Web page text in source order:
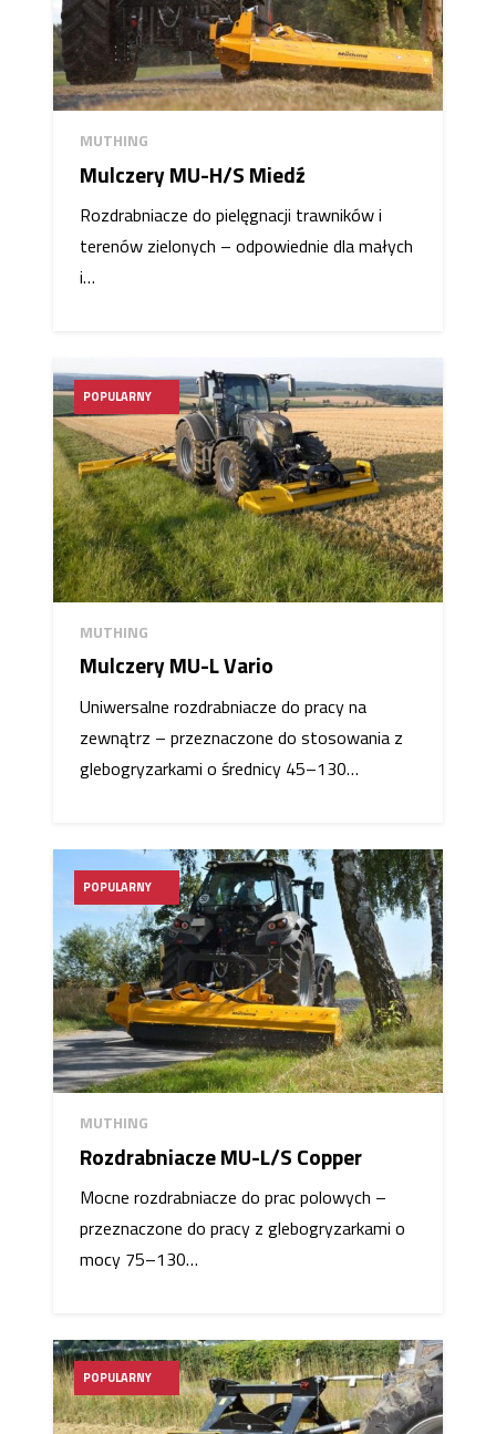
MUTHING
Mulczery MU-H/S Miedź
Rozdrabniacze do pielęgnacji trawników i
terenów zielonych – odpowiednie dla małych
i…
POPULARNY
MUTHING
Mulczery MU-L Vario
Uniwersalne rozdrabniacze do pracy na
zewnątrz – przeznaczone do stosowania z
glebogryzarkami o średnicy 45–130…
POPULARNY
MUTHING
Rozdrabniacze MU-L/S Copper
Mocne rozdrabniacze do prac polowych –
przeznaczone do pracy z glebogryzarkami o
mocy 75–130…
POPULARNY